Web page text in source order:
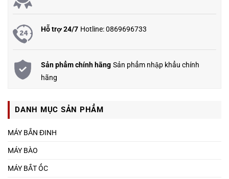
Hỗ trợ 24/7 Hotline: 0869696733
Sản phẩm chính hãng Sản phẩm nhập khẩu chính
hãng
DANH MỤC SẢN PHẨM
MÁY BẮN ĐINH
MÁY BÀO
MÁY BẮT ỐC